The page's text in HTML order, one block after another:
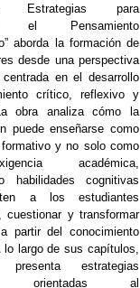
Estrategias para
el Pensamiento
aborda la formación de
desde una perspectiva
centrada en el desarrollo
crítico, reflexivo y
obra analiza cómo la
puede enseñarse como
y no solo como
académica,
habilidades cognitivas
a los estudiantes
cuestionar y transformar
partir del conocimiento
largo de sus capítulos,
estrategias
orientadas al